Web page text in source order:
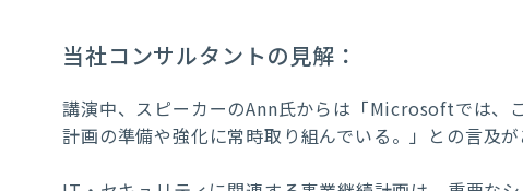
当社コンサルタントの見解：
講演中、スピーカーのAnn氏からは「Microsoftでは、
計画の準備や強化に常時取り組んでいる。」との言及が